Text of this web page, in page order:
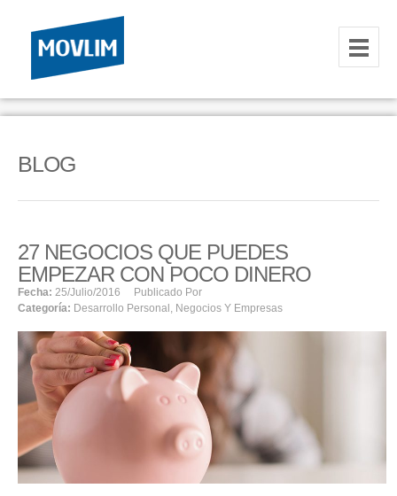
INICIO
HOSTING
HOSTING
RESELLER
SERVIDORES VPS
SERVIDORES VPS WINDOWS
SERVIDORES DEDICADOS
AGENCIA DIGITAL
PAGINAS WEB PARA NEGOCIOS
BLOG
27 NEGOCIOS QUE PUEDES
EMPEZAR CON POCO DINERO
Fecha: 25/julio/2016
Publicado Por
Categoría: Desarrollo Personal , Negocios Y Empresas